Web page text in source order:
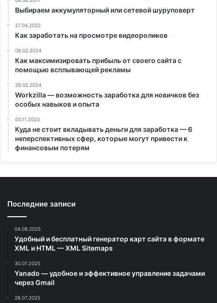
Выбираем аккумуляторный или сетевой шуруповерт
27.04.2022
Как заработать на просмотре видеороликов
08.02.2024
Как максимизировать прибыль от своего сайта с
помощью всплывающей рекламы
29.02.2024
Workzilla — возможность заработка для новичков без
особых навыков и опыта
03.11.2023
Куда не стоит вкладывать деньги для заработка — 6
неперспективных сфер, которые могут привести к
финансовым потерям
Последние записи
04.08.2025
Удобный и бесплатный генератор карт сайта в формате
XML и HTML — XML Sitemaps
30.07.2025
Yanado — удобное и эффективное управление задачами
через Gmail
28.07.2025